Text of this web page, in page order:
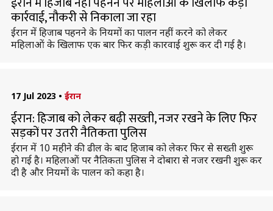
कार्रवाई, नौकरी से निकाला जा रहा
ईरान में हिजाब पहनने के नियमों का पालन नहीं करने को लेकर
महिलाओं के खिलाफ एक बार फिर कड़ी कारवाई शुरू कर दी गई है।
17 Jul 2023 • ईरान
ईरान: हिजाब को लेकर बढ़ी सख्ती, नजर रखने के लिए फिर
सड़कों पर उतरी नैतिकता पुलिस
ईरान में 10 महीने की ढील के बाद हिजाब को लेकर फिर से सख्ती शुरू
हो गई है। महिलाओं पर नैतिकता पुलिस ने दोबारा से नजर रखनी शुरू कर
दी है और नियमों के पालन को कहा है।